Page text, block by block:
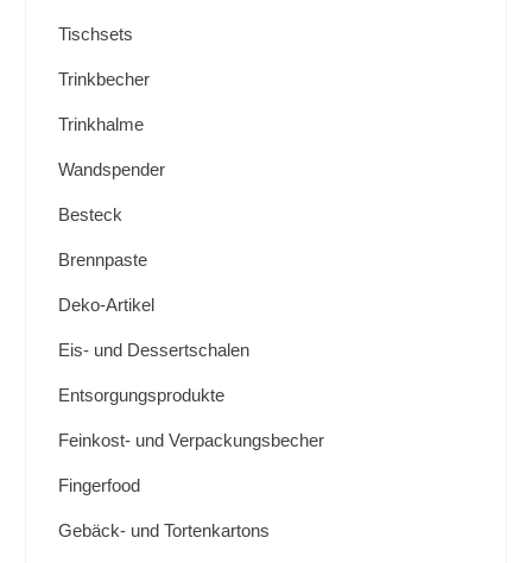
Tischsets
Trinkbecher
Trinkhalme
Wandspender
Besteck
Brennpaste
Deko-Artikel
Eis- und Dessertschalen
Entsorgungsprodukte
Feinkost- und Verpackungsbecher
Fingerfood
Gebäck- und Tortenkartons